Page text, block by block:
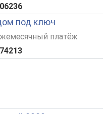
под ключ
платёж